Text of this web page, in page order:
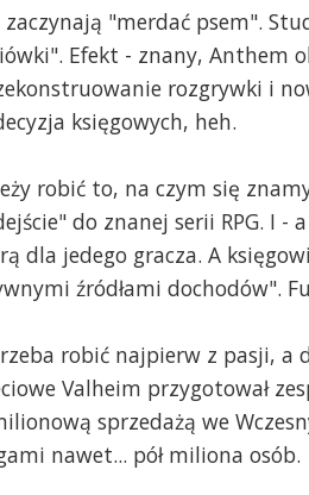
"merdać psem".
Efekt - znany, Anthem
rozgrywki i
księgowych, heh.
robić to, na czym się
do znanej serii RPG. I -
dla jedego gracza. A
źródłami dochodów".
robić najpierw z pasji, a
Valheim przygotował
sprzedażą we
nawet... pół miliona osób.